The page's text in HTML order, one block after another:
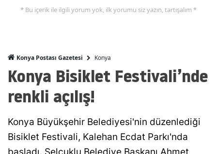
Mardin
Nevşehir
Sakarya
* Bu içerik ile ilgili yorum yok, ilk yorumu siz yazın, tartışalım *
Konya Postası Gazetesi Konya
Konya Bisiklet Festivali’nde
renkli açılış!
Konya Büyükşehir Belediyesi'nin düzenlediği
Bisiklet Festivali, Kalehan Ecdat Parkı'nda